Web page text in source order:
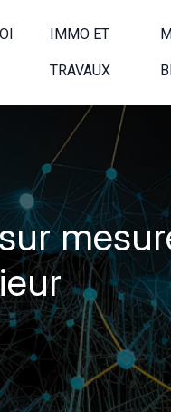
IMMO ET
TRAVAUX